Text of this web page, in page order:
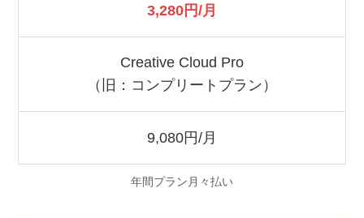
3,280円/月
Creative Cloud Pro
（旧：コンプリートプラン）
9,080円/月
年間プラン月々払い